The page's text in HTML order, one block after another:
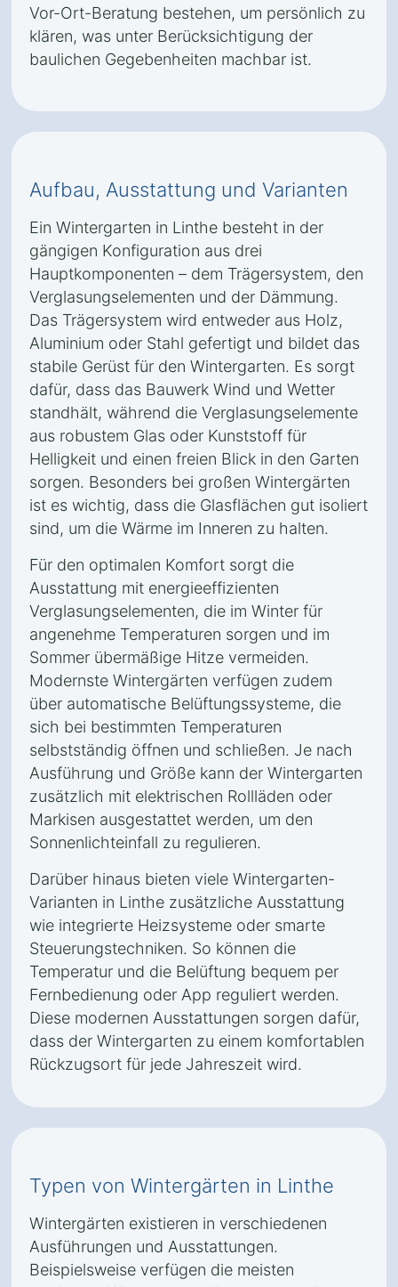
Vor-Ort-Beratung bestehen, um persönlich zu
klären, was unter Berücksichtigung der
baulichen Gegebenheiten machbar ist.
Aufbau, Ausstattung und Varianten
Ein Wintergarten in Linthe besteht in der
gängigen Konfiguration aus drei
Hauptkomponenten – dem Trägersystem, den
Verglasungselementen und der Dämmung.
Das Trägersystem wird entweder aus Holz,
Aluminium oder Stahl gefertigt und bildet das
stabile Gerüst für den Wintergarten. Es sorgt
dafür, dass das Bauwerk Wind und Wetter
standhält, während die Verglasungselemente
aus robustem Glas oder Kunststoff für
Helligkeit und einen freien Blick in den Garten
sorgen. Besonders bei großen Wintergärten
ist es wichtig, dass die Glasflächen gut isoliert
sind, um die Wärme im Inneren zu halten.
Für den optimalen Komfort sorgt die
Ausstattung mit energieeffizienten
Verglasungselementen, die im Winter für
angenehme Temperaturen sorgen und im
Sommer übermäßige Hitze vermeiden.
Modernste Wintergärten verfügen zudem
über automatische Belüftungssysteme, die
sich bei bestimmten Temperaturen
selbstständig öffnen und schließen. Je nach
Ausführung und Größe kann der Wintergarten
zusätzlich mit elektrischen Rollläden oder
Markisen ausgestattet werden, um den
Sonnenlichteinfall zu regulieren.
Darüber hinaus bieten viele Wintergarten-
Varianten in Linthe zusätzliche Ausstattung
wie integrierte Heizsysteme oder smarte
Steuerungstechniken. So können die
Temperatur und die Belüftung bequem per
Fernbedienung oder App reguliert werden.
Diese modernen Ausstattungen sorgen dafür,
dass der Wintergarten zu einem komfortablen
Rückzugsort für jede Jahreszeit wird.
Typen von Wintergärten in Linthe
Wintergärten existieren in verschiedenen
Ausführungen und Ausstattungen.
Beispielsweise verfügen die meisten